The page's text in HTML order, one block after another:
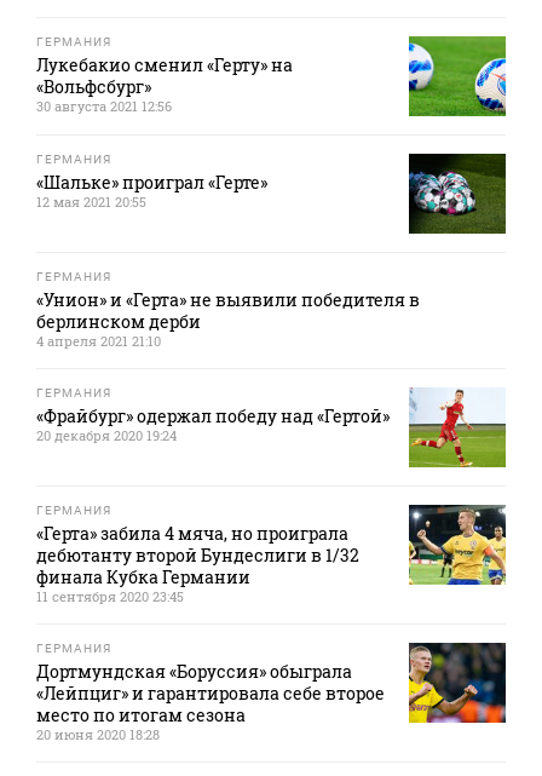
ГЕРМАНИЯ
Лукебакио сменил «Герту» на
«Вольфсбург»
30 августа 2021 12:56
ГЕРМАНИЯ
«Шальке» проиграл «Герте»
12 мая 2021 20:55
ГЕРМАНИЯ
«Унион» и «Герта» не выявили победителя в
берлинском дерби
4 апреля 2021 21:10
ГЕРМАНИЯ
«Фрайбург» одержал победу над «Гертой»
20 декабря 2020 19:24
ГЕРМАНИЯ
«Герта» забила 4 мяча, но проиграла
дебютанту второй Бундеслиги в 1/32
финала Кубка Германии
11 сентября 2020 23:45
ГЕРМАНИЯ
Дортмундская «Боруссия» обыграла
«Лейпциг» и гарантировала себе второе
место по итогам сезона
20 июня 2020 18:28